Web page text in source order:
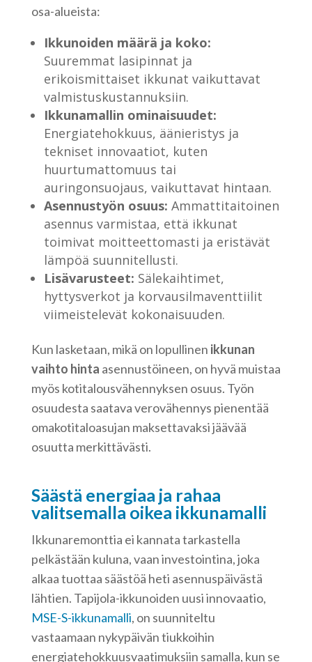
osa-alueista:
Ikkunoiden määrä ja koko:
Suuremmat lasipinnat ja
erikoismittaiset ikkunat vaikuttavat
valmistuskustannuksiin.
Ikkunamallin ominaisuudet:
Energiatehokkuus, äänieristys ja
tekniset innovaatiot, kuten
huurtumattomuus tai
auringonsuojaus, vaikuttavat hintaan.
Asennustyön osuus: Ammattitaitoinen
asennus varmistaa, että ikkunat
toimivat moitteettomasti ja eristävät
lämpöä suunnitellusti.
Lisävarusteet: Sälekaihtimet,
hyttysverkot ja korvausilmaventtiilit
viimeistelevät kokonaisuuden.
Kun lasketaan, mikä on lopullinen ikkunan
vaihto hinta asennustöineen, on hyvä muistaa
myös kotitalousvähennyksen osuus. Työn
osuudesta saatava verovähennys pienentää
omakotitaloasujan maksettavaksi jäävää
osuutta merkittävästi.
Säästä energiaa ja rahaa
valitsemalla oikea ikkunamalli
Ikkunaremonttia ei kannata tarkastella
pelkästään kuluna, vaan investointina, joka
alkaa tuottaa säästöä heti asennuspäivästä
lähtien. Tapijola-ikkunoiden uusi innovaatio,
MSE-S-ikkunamalli, on suunniteltu
vastaamaan nykypäivän tiukkoihin
energiatehokkuusvaatimuksiin samalla, kun se